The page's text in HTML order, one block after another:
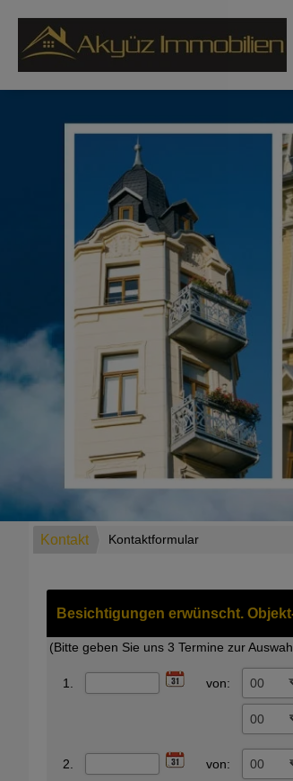
Kontakt Kontaktformular
Besichtigungen erwünscht.
(Bitte geben Sie uns 3 Termine zur
1. von:
2. von: